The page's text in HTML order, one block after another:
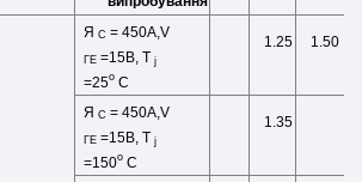
ЯC= 450A,V
ГЕ=15В,Tj
=25o C
1.25 1.50
ЯC= 450A,V
ГЕ=15В,Tj
=150o C
1.35